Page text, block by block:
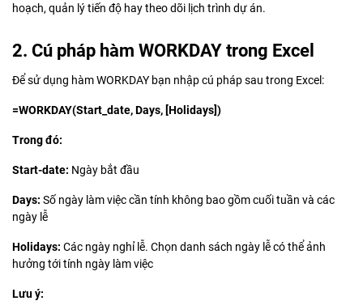
hoạch, quản lý tiến độ hay theo dõi lịch trình dự án.
2. Cú pháp hàm WORKDAY trong Excel
Để sử dụng hàm WORKDAY bạn nhập cú pháp sau trong Excel:
=WORKDAY(Start_date, Days, [Holidays])
Trong đó:
Start-date: Ngày bắt đầu
Days: Số ngày làm việc cần tính không bao gồm cuối tuần và các
ngày lễ
Holidays: Các ngày nghỉ lễ. Chọn danh sách ngày lễ có thể ảnh
hưởng tới tính ngày làm việc
Lưu ý: